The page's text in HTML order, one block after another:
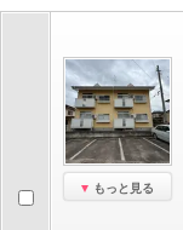
もっと見る